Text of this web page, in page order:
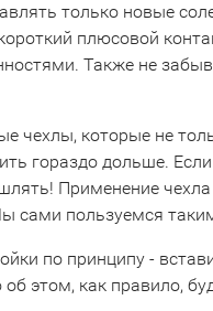
только новые
плюсовой
Также не
чехлы, которые не
гораздо дольше.
Применение
сами пользуемся
по принципу -
этом, как правило,